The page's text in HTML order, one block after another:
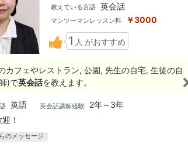
教えている言語 英会話
マンツーマンレッスン料 ￥3000
1 人 がおすすめ
カフェやレストラン, 公園, 先生の自宅, 生徒の自
)で英会話を教えます。
英語 英会話講師経験
2年～3年
！
のメッセージ